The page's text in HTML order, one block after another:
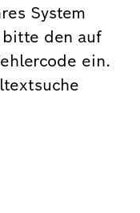
System
bitte den auf
ein.